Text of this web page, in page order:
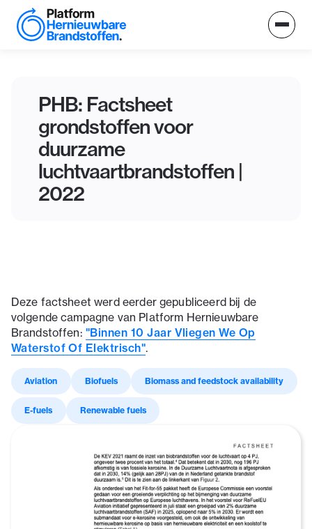
PHB: Factsheet
grondstoffen voor
duurzame
luchtvaartbrandstoffen |
2022
Deze factsheet werd eerder gepubliceerd bij de
volgende campagne van Platform Hernieuwbare
Brandstoffen: "Binnen 10 Jaar Vliegen We Op
Waterstof Of Elektrisch".
Aviation Biofuels Biomass and feedstock availability
E-fuels Renewable fuels